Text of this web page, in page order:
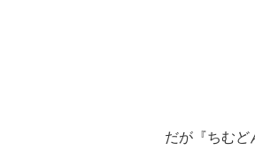
だが『ちむど